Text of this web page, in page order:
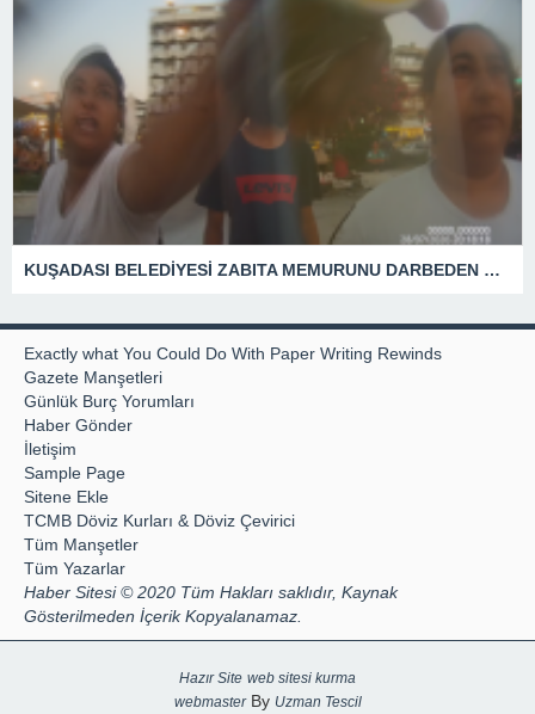
KUŞADASI BELEDİYESİ ZABITA MEMURUNU DARBEDEN DİLENCİ 2 KADIN TUTUKLANDI
Exactly what You Could Do With Paper Writing Rewinds
Gazete Manşetleri
Günlük Burç Yorumları
Haber Gönder
İletişim
Sample Page
Sitene Ekle
TCMB Döviz Kurları & Döviz Çevirici
Tüm Manşetler
Tüm Yazarlar
Haber Sitesi © 2020 Tüm Hakları saklıdır, Kaynak
Gösterilmeden İçerik Kopyalanamaz.
Hazır Site web sitesi kurma
webmasterBy Uzman Tescil